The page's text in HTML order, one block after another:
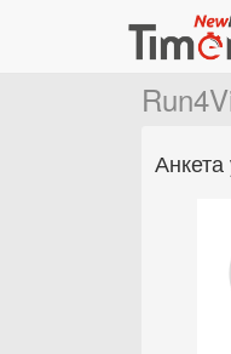
Анкета